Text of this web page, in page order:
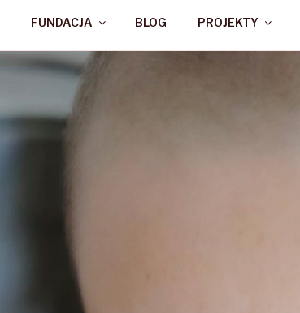
FUNDACJA BLOG PROJEKTY